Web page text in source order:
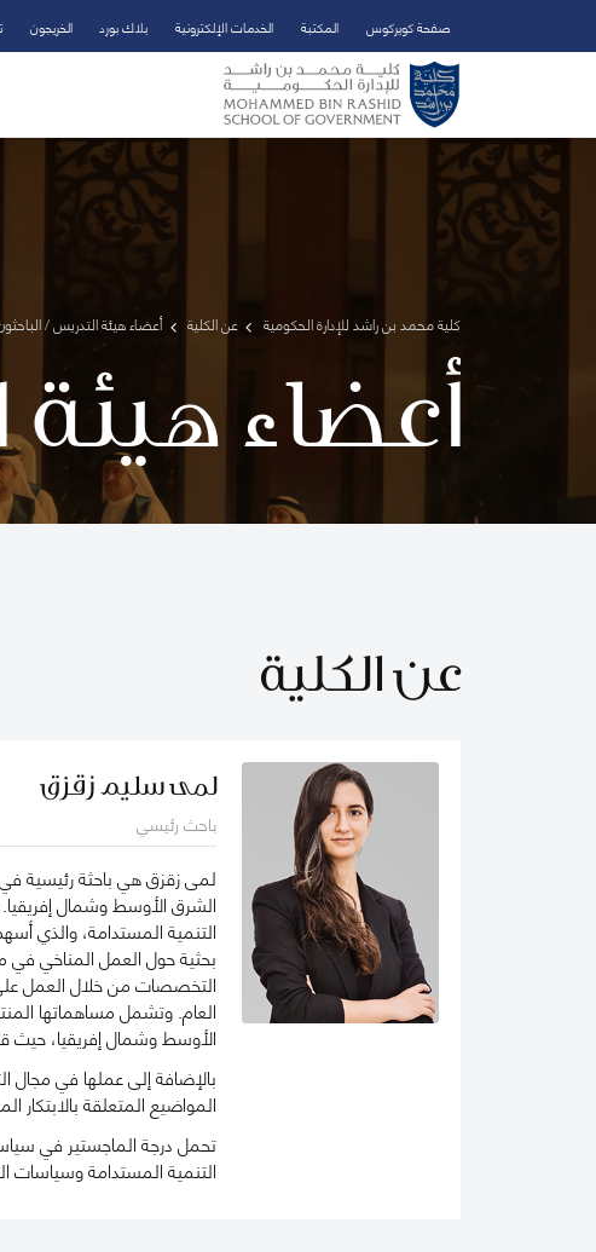
تخطي إلى المحتوى الرئيسي
فتح قائمة الوصول
صفحة كويركوس المكتبة الخدمات الإلكترونية بلاك بورد الخريجون
كلية محمد بن راشد للإدارة الحكومية عن الكلية أعضاء هيئة التدريس /
أعضاء
عن الكلية
لمى سليم زقزق
باحث رئيسي
لمى زقزق هي باحثة رئيسية
الشرق الأوسط وشمال إفريقيا.
التنمية المستدامة، والذي
بحثية حول العمل المناخي في
التخصصات من خلال العمل على
العام. وتشمل مساهماتها
الأوسط وشمال إفريقيا،
المواضيع المتعلقة بالابتكار
تحمل درجة الماجستير في
التنمية المستدامة وسياسات